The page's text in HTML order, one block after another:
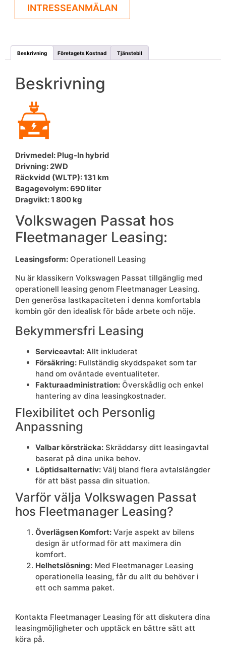
INTRESSEANMÄLAN
Beskrivning Företagets Kostnad Tjänstebil
Beskrivning
Drivmedel: Plug-In hybrid
Drivning: 2WD
Räckvidd (WLTP): 131 km
Bagagevolym: 690 liter
Dragvikt: 1 800 kg
Volkswagen Passat hos
Fleetmanager Leasing:
Leasingsform: Operationell Leasing
Nu är klassikern Volkswagen Passat tillgänglig med
operationell leasing genom Fleetmanager Leasing.
Den generösa lastkapaciteten i denna komfortabla
kombin gör den idealisk för både arbete och nöje.
Bekymmersfri Leasing
Serviceavtal: Allt inkluderat
Försäkring: Fullständig skyddspaket som tar
hand om oväntade eventualiteter.
Fakturaadministration: Överskådlig och enkel
hantering av dina leasingkostnader.
Flexibilitet och Personlig
Anpassning
Valbar körsträcka: Skräddarsy ditt leasingavtal
baserat på dina unika behov.
Löptidsalternativ: Välj bland flera avtalslängder
för att bäst passa din situation.
Varför välja Volkswagen Passat
hos Fleetmanager Leasing?
Överlägsen Komfort: Varje aspekt av bilens
design är utformad för att maximera din
komfort.
Helhetslösning: Med Fleetmanager Leasing
operationella leasing, får du allt du behöver i
ett och samma paket.
Kontakta Fleetmanager Leasing för att diskutera dina
leasingmöjligheter och upptäck en bättre sätt att
köra på.